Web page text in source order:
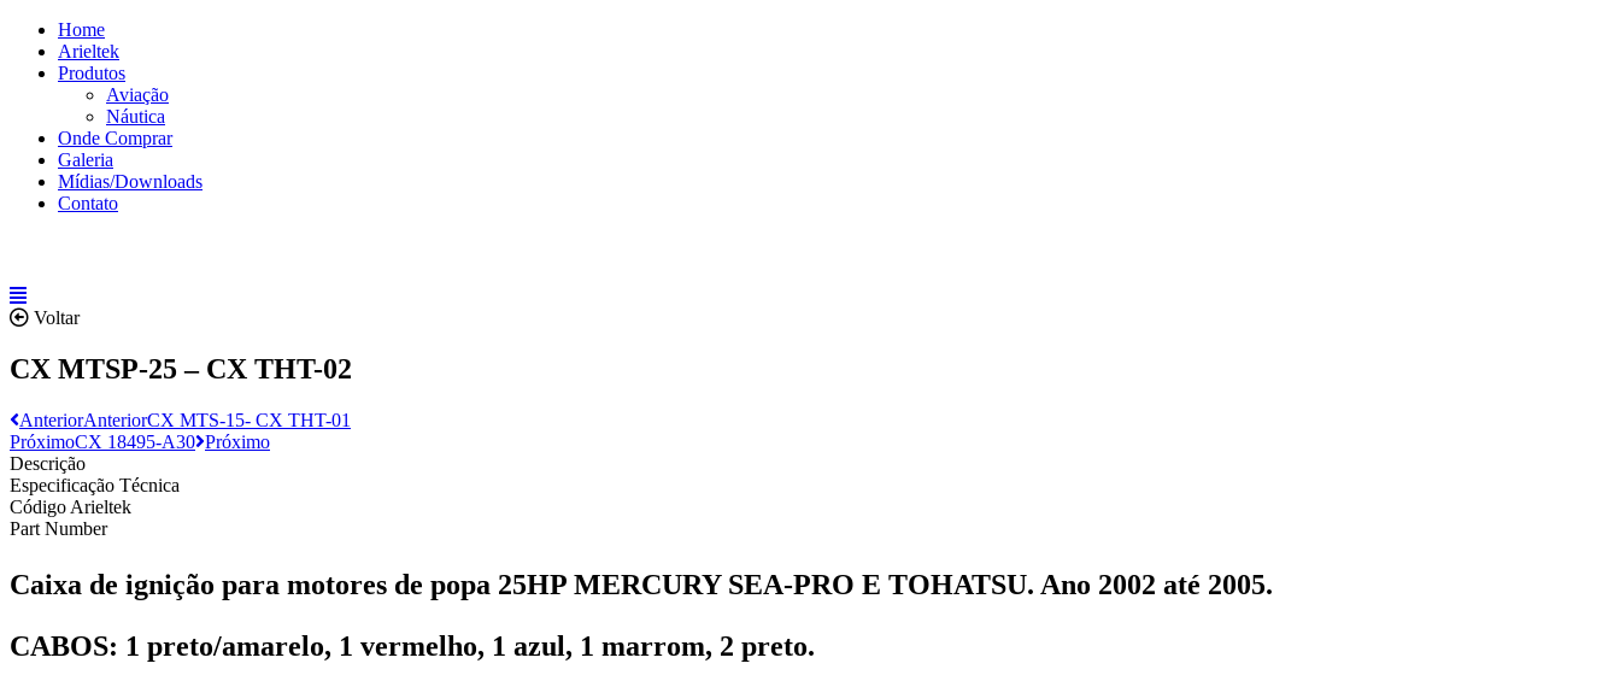
Home
Arieltek
Produtos
Aviação
Náutica
Onde Comprar
Galeria
Mídias/Downloads
Contato
Voltar
CX MTSP-25 – CX THT-02
AnteriorAnteriorCX MTS-15- CX THT-01
PróximoCX 18495-A30 Próximo
Descrição
Especificação Técnica
Código Arieltek
Part Number
Caixa de ignição para motores de popa 25HP MERCURY SEA-PRO E TOHATSU. Ano 2002 até 2005.
CABOS: 1 preto/amarelo, 1 vermelho, 1 azul, 1 marrom, 2 preto.